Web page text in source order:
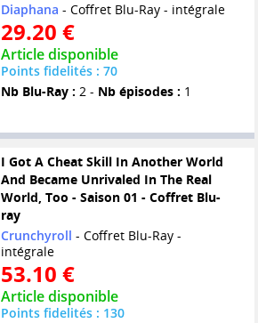
Diaphana - Coffret Blu-Ray - intégrale
29.20 €
Article disponible
Points fidelités : 70
Nb Blu-Ray : 2 - Nb épisodes : 1
I Got A Cheat Skill In Another World
And Became Unrivaled In The Real
World, Too - Saison 01 - Coffret Blu-
ray
Crunchyroll - Coffret Blu-Ray -
intégrale
53.10 €
Article disponible
Points fidelités : 130